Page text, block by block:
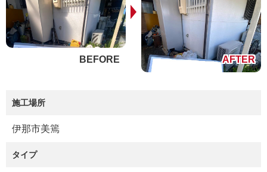
施工場所
伊那市美篶
タイプ